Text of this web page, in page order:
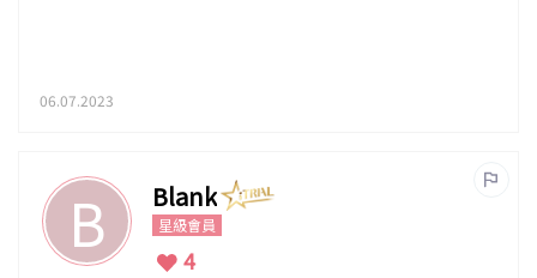
06.07.2023
B Blank
星級會員
4